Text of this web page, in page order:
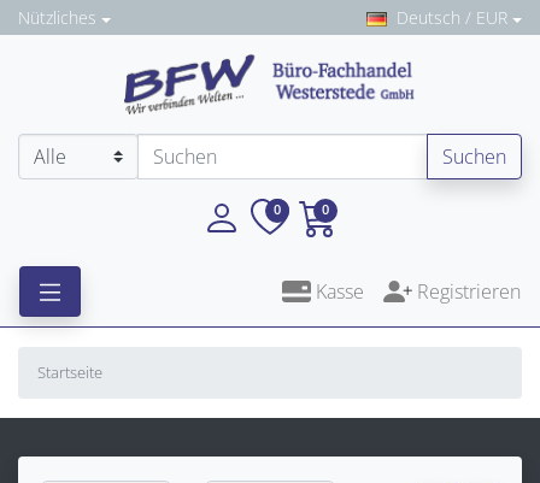
Nützliches Deutsch / EUR
Suchen
0 0
Kasse Registrieren
Startseite